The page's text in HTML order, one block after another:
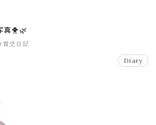
真🐥🌿
児日記
Diary